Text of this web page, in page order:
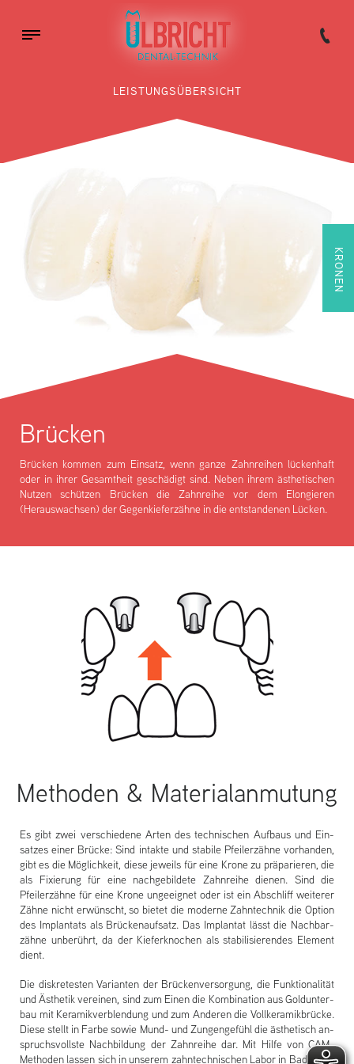
LEISTUNGSÜBERSICHT
Brücken
Brücken kommen zum Einsatz, wenn ganze Zahnreihen lückenhaft
oder in ihrer Gesamtheit geschädigt sind. Neben ihrem ästhetischen
Nutzen schützen Brücken die Zahnreihe vor dem Elongieren
(Herauswachsen) der Gegenkieferzähne in die entstandenen Lücken.
KRONEN
Methoden & Materialanmutung
Es gibt zwei verschiedene Arten des tech­nisch­en Auf­baus und Ein­
satzes einer Brücke: Sind in­tak­te und stabile Pfeiler­zähne vor­hand­en,
gibt es die Mög­lichkeit, diese jeweils für eine Krone zu präparier­en, die
als Fixierung für eine nachgebil­dete Zahnreihe di­en­en. Sind die
Pfeiler­zähne für eine Krone un­geeig­net oder ist ein Ab­schliff weiter­er
Zähne nicht erwünscht, so bi­etet die moder­ne Zahntechnik die Opt­ion
des Im­plan­tats als Brüc­kenauf­satz. Das Im­plan­tat lässt die Nachbar­
zähne unberührt, da der Kieferknoch­en als stabilisieren­des Ele­ment
dient.
Die dis­kretest­en Variant­en der Brüc­kenver­sorgung, die Funktionalität
und Ästhetik verein­en, sind zum Einen die Kom­bina­tion aus Gol­dunter­
bau mit Keramik­verblen­dung und zum An­der­en die Vollkeramikbrüc­ke.
Diese stellt in Farbe sowie Mund- und Zun­gengefühl die ästhetisch an­
spruchsvollste Nachbil­dung der Zahnreihe dar. Mit Hilfe von CAM-
Methoden lass­en sich in un­serem zahntechnisch­en Labor in Bad Vil­bel